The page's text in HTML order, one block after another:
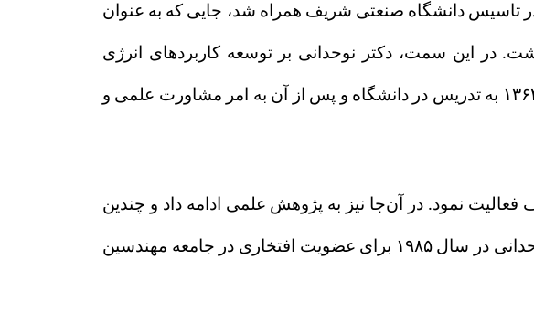
در تاسيس دانشگاه صنعتی شریف همراه شد، جایی که به عنوان
در این سمت، دکتر نوحدانی بر توسعه کاربردهای انرژی
هسته‌ای در نمک‌زدایی، تولید آب شیرین و راه‌ حل‌های پایدار آب متمرکز بود. او تا سال ۱۳۶۲ به تدريس در دانشگاه و پس از آن به امر مشاورت علمی و
نمود. در آن‌جا نیز به پژوهش علمی ادامه داد و چندین
پروژه علمی و صنعتی را پیش برد و مقالات متعددی به زبان آلمانی منتشر کرد. دکتر نوحدانی در سال ۱۹۸۵ برای عضویت افتخاری در جامعه مهندسين